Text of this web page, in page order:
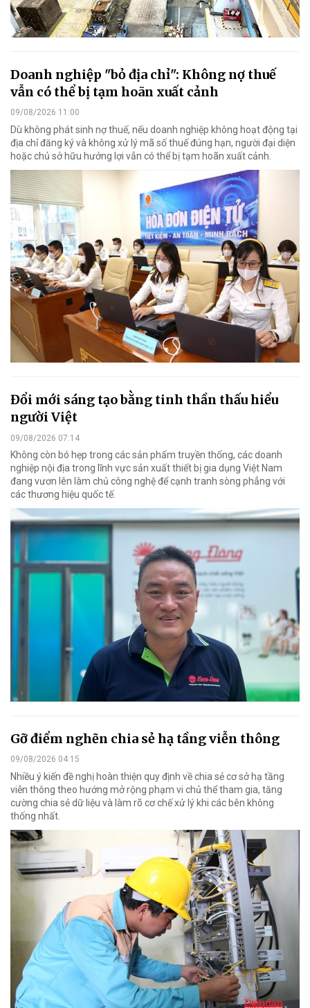
Doanh nghiệp "bỏ địa chỉ": Không nợ thuế
vẫn có thể bị tạm hoãn xuất cảnh
09/08/2026 11:00
Dù không phát sinh nợ thuế, nếu doanh nghiệp không hoạt động tại
địa chỉ đăng ký và không xử lý mã số thuế đúng hạn, người đại diện
hoặc chủ sở hữu hưởng lợi vẫn có thể bị tạm hoãn xuất cảnh.
Đổi mới sáng tạo bằng tinh thần thấu hiểu
người Việt
09/08/2026 07:14
Không còn bó hẹp trong các sản phẩm truyền thống, các doanh
nghiệp nội địa trong lĩnh vực sản xuất thiết bị gia dụng Việt Nam
đang vươn lên làm chủ công nghệ để cạnh tranh sòng phẳng với
các thương hiệu quốc tế.
Gỡ điểm nghẽn chia sẻ hạ tầng viễn thông
09/08/2026 04:15
Nhiều ý kiến đề nghị hoàn thiện quy định về chia sẻ cơ sở hạ tầng
viễn thông theo hướng mở rộng phạm vi chủ thể tham gia, tăng
cường chia sẻ dữ liệu và làm rõ cơ chế xử lý khi các bên không
thống nhất.